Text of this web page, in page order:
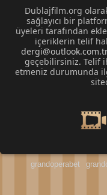
Dublajfilm.org
sağlayıcı bir
üyeleri tarafından
içeriklerin telif
geçebilirsiniz. Telif
etmeniz durumunda
grandoperabet